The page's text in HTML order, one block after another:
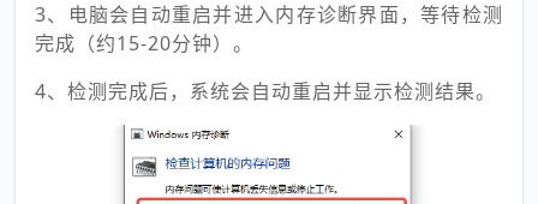
3、电脑会自动重启并进入内存诊断界面，等待检测
完成（约15-20分钟）。
4、检测完成后，系统会自动重启并显示检测结果。